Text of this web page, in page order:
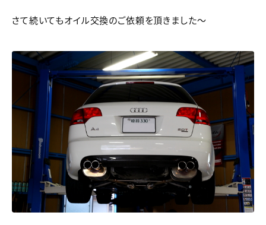
さて続いてもオイル交換のご依頼を頂きました～